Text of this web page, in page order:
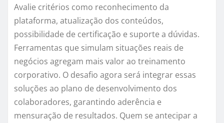
Avalie critérios como reconhecimento da
plataforma, atualização dos conteúdos,
possibilidade de certificação e suporte a dúvidas.
Ferramentas que simulam situações reais de
negócios agregam mais valor ao treinamento
corporativo. O desafio agora será integrar essas
soluções ao plano de desenvolvimento dos
colaboradores, garantindo aderência e
mensuração de resultados. Quem se antecipar a